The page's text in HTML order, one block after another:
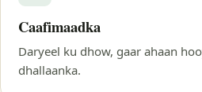
Caafimaadka
Daryeel ku dhow, gaar ahaan
dhallaanka.